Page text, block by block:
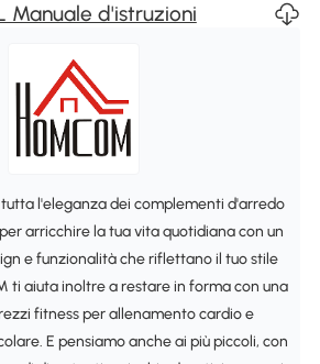
Manuale d'istruzioni
l'eleganza dei complementi d'arredo
arricchire la tua vita quotidiana con un
e funzionalità che riflettano il tuo stile
ti aiuta inoltre a restare in forma con una
fitness per allenamento cardio e
E pensiamo anche ai più piccoli, con